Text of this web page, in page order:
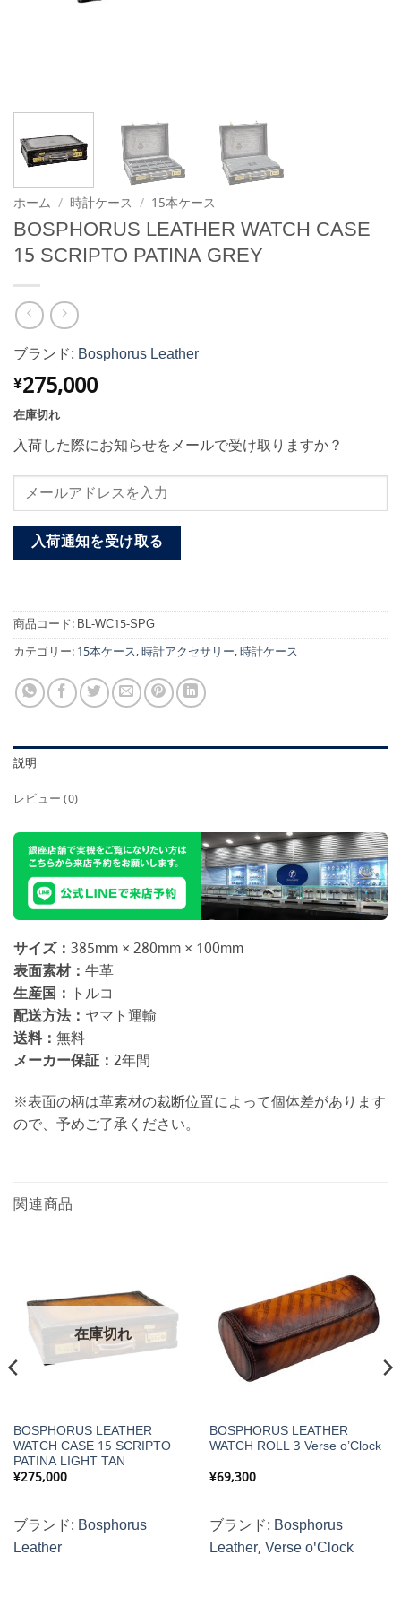
ホーム / 時計ケース / 15本ケース
BOSPHORUS LEATHER WATCH CASE
15 SCRIPTO PATINA GREY
ブランド: Bosphorus Leather
¥275,000
在庫切れ
入荷した際にお知らせをメールで受け取りますか？
入荷通知を受け取る
商品コード:BL-WC15-SPG
カテゴリー:15本ケース,時計アクセサリー,時計ケース
説明
レビュー (0)
サイズ： 385mm × 280mm × 100mm
表面素材： 牛革
生産国： トルコ
配送方法： ヤマト運輸
送料： 無料
メーカー保証： 2年間
※表面の柄は革素材の裁断位置によって個体差があります
ので、予めご了承ください。
関連商品
在庫切れ
BOSPHORUS LEATHER
WATCH CASE 15 SCRIPTO
PATINA LIGHT TAN
¥275,000
ブランド: Bosphorus
Leather
BOSPHORUS LEATHER
WATCH ROLL 3 Verse o’Clock
¥69,300
ブランド: Bosphorus
Leather,Verse o'Clock